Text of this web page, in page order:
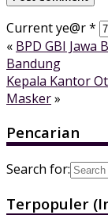
Current ye@r*
« BPD GBI Jawa
Bandung
Kepala Kantor
Masker»
Pencarian
Search for:
Terpopuler